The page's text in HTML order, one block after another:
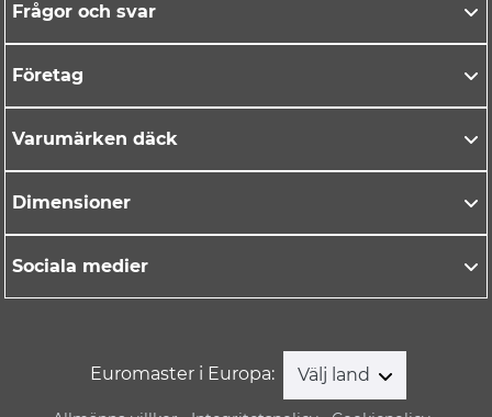
Frågor och svar
Företag
Varumärken däck
Dimensioner
Sociala medier
Euromaster i Europa: Välj land